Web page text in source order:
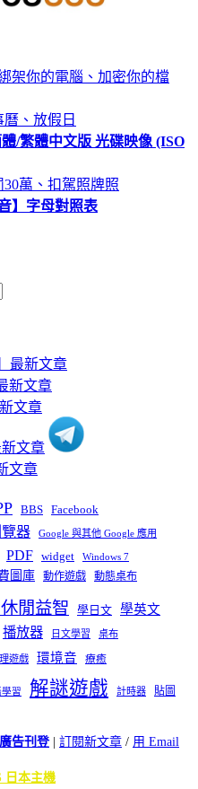
架你的電腦、加密你的檔
曆、放假日
/繁體中文版 光碟映像 (ISO
萬、扣駕照牌照
】字母對照表
BBS Facebook
覽器 Google 與其他 Google 應用
PDF widget Windows 7
圖庫 動作遊戲 動態桌布
閒益智 學日文 學英文
播放器 日文學習 桌布
遊戲 環境音 療癒
習 解謎遊戲 計時器
貼圖
廣告刊登| 訂閱新文章 / 用 Email
日本主機